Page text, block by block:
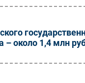
– около 1,4 млн